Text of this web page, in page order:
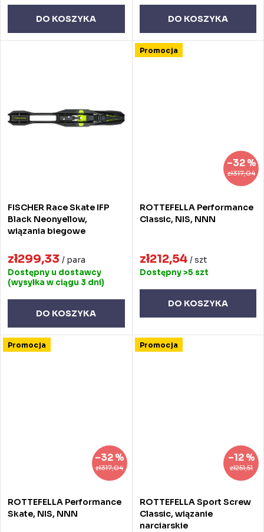
k
w
DO KOSZYKA DO KOSZYKA
FISCHER Race Skate IFP
Black Neonyellow,
wiązania biegowe
zł299,33 / para
Dostępny u dostawcy
(wysyłka w ciągu 3 dni)
DO KOSZYKA
Promocja
zł317,04
–32 %
ROTTEFELLA Performance
Classic, NIS, NNN
zł212,54 / szt
Dostępny>5 szt
DO KOSZYKA
Promocja
zł317,04
–32 %
ROTTEFELLA Performance
Skate, NIS, NNN
Promocja
zł251,51
–12 %
ROTTEFELLA Sport Screw
Classic, wiązanie
narciarskie